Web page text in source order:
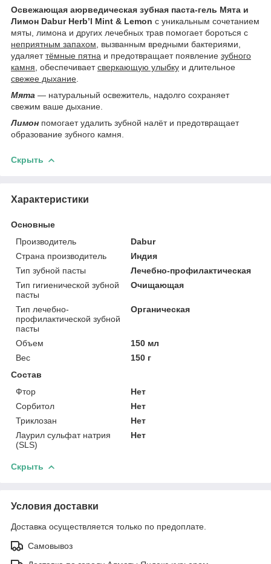
Освежающая аюрведическая зубная паста-гель Мята и
Лимон Dabur Herb’l Mint & Lemon с уникальным сочетанием
мяты, лимона и других лечебных трав помогает бороться с
неприятным запахом,
вызванным вредными бактериями,
удаляеттёмные пятна и предотвращает появление зубного
камня, обеспечиваетсверкающую улыбку и длительное
свежее дыхание
Мята ― натуральный освежитель, надолго сохраняет
свежим ваше дыхание.
Лимон помогает удалить зубной налёт и предотвращает
образование зубного камня.
Скрыть
Характеристики
Основные
Производитель
Dabur
Страна производитель
Индия
Тип зубной пасты
Лечебно-профилактическая
Тип гигиенической зубной
пасты
Очищающая
Тип лечебно-
профилактической зубной
пасты
Органическая
Объем
150 мл
Вес
150 г
Состав
Фтор
Нет
Сорбитол
Нет
Триклозан
Нет
Лаурил сульфат натрия
(SLS)
Нет
Скрыть
Условия доставки
Доставка осуществляется только по предоплате.
Самовывоз